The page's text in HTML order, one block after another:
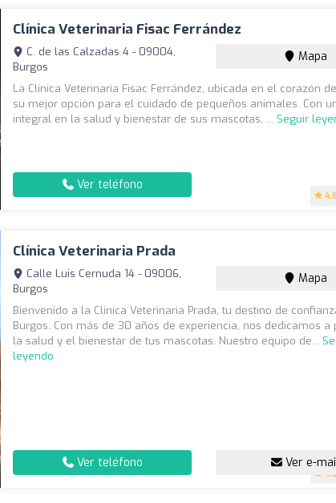
Clínica Veterinaria Fisac Ferrández
C. de las Calzadas 4 - 09004,
Burgos
Mapa
La Clínica Veterinaria Fisac Ferrández, ubicada en el corazón
su mejor opción para el cuidado de pequeños animales. Con
integral en la salud y bienestar de sus mascotas, ... Seguir
Ver teléfono
Clínica Veterinaria Prada
4.6
Calle Luis Cernuda 14 - 09006,
Burgos
Mapa
Bienvenido a la Clínica Veterinaria Prada, tu destino de
Burgos. Con más de 30 años de experiencia, nos dedicamos a
la salud y el bienestar de tus mascotas. Nuestro equipo de...
leyendo
Ver teléfono Ver e-